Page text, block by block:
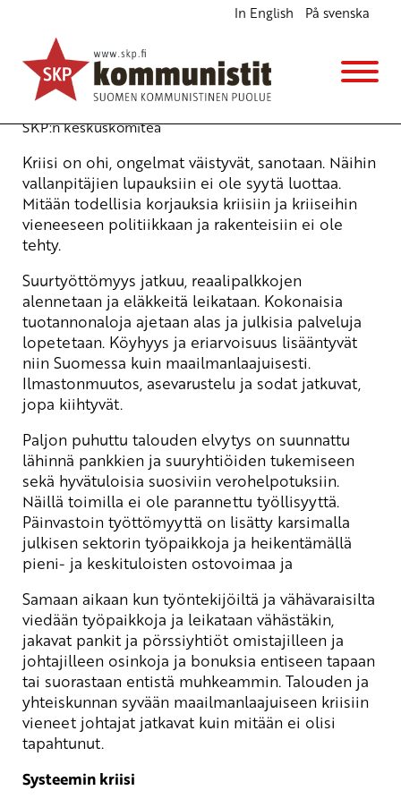
In English På svenska
Tie ulos kriiseistä – toisenlaiseen talouteen ja
hyvinvointiin
Ajankohtaista
5.3.2010 - 11:07
SKP:n keskuskomitea
Kriisi on ohi, ongelmat väistyvät, sanotaan. Näihin
vallanpitäjien lupauksiin ei ole syytä luottaa.
Mitään todellisia korjauksia kriisiin ja kriiseihin
vieneeseen politiikkaan ja rakenteisiin ei ole
tehty.
Suurtyöttömyys jatkuu, reaalipalkkojen
alennetaan ja eläkkeitä leikataan. Kokonaisia
tuotannonaloja ajetaan alas ja julkisia palveluja
lopetetaan. Köyhyys ja eriarvoisuus lisääntyvät
niin Suomessa kuin maailmanlaajuisesti.
Ilmastonmuutos, asevarustelu ja sodat jatkuvat,
jopa kiihtyvät.
Paljon puhuttu talouden elvytys on suunnattu
lähinnä pankkien ja suuryhtiöiden tukemiseen
sekä hyvätuloisia suosiviin verohelpotuksiin.
Näillä toimilla ei ole parannettu työllisyyttä.
Päinvastoin työttömyyttä on lisätty karsimalla
julkisen sektorin työpaikkoja ja heikentämällä
pieni- ja keskituloisten ostovoimaa ja
Samaan aikaan kun työntekijöiltä ja vähävaraisilta
viedään työpaikkoja ja leikataan vähästäkin,
jakavat pankit ja pörssiyhtiöt omistajilleen ja
johtajilleen osinkoja ja bonuksia entiseen tapaan
tai suorastaan entistä muhkeammin. Talouden ja
yhteiskunnan syvään maailmanlaajuiseen kriisiin
vieneet johtajat jatkavat kuin mitään ei olisi
tapahtunut.
Systeemin kriisi